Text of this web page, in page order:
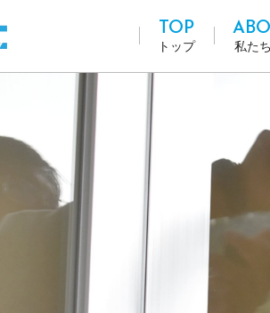
TOP
トップ 私た